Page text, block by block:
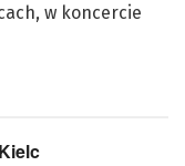
w koncercie